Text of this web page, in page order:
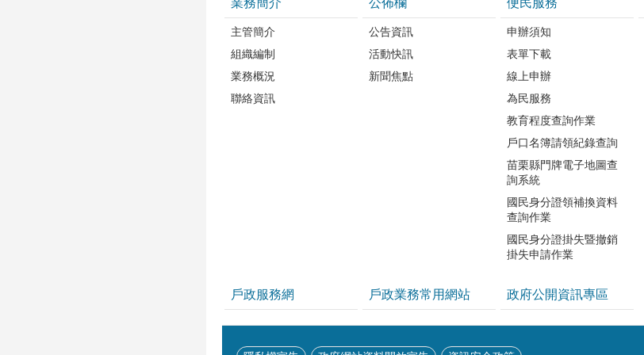
業務簡介
主管簡介
組織編制
業務概況
聯絡資訊
公佈欄
公告資訊
活動快訊
新聞焦點
便民服務
申辦須知
表單下載
線上申辦
為民服務
教育程度查詢作業
戶口名簿請領紀錄查詢
苗栗縣門牌電子地圖查
詢系統
國民身分證領補換資料
查詢作業
國民身分證掛失暨撤銷
掛失申請作業
戶政服務網 戶政業務常用網站 政府公開資訊專區